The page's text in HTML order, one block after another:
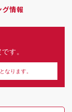
グ情報
す。
なります。